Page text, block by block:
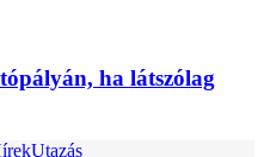
ha látszólag
Utazás